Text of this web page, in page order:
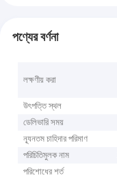
পণ্যের বর্ণনা
লক্ষণীয় করা
উৎপত্তি স্থল
ডেলিভারি সময়
ন্যূনতম চাহিদার পরিমাণ
পরিচিতিমুলক নাম
পরিশোধের শর্ত